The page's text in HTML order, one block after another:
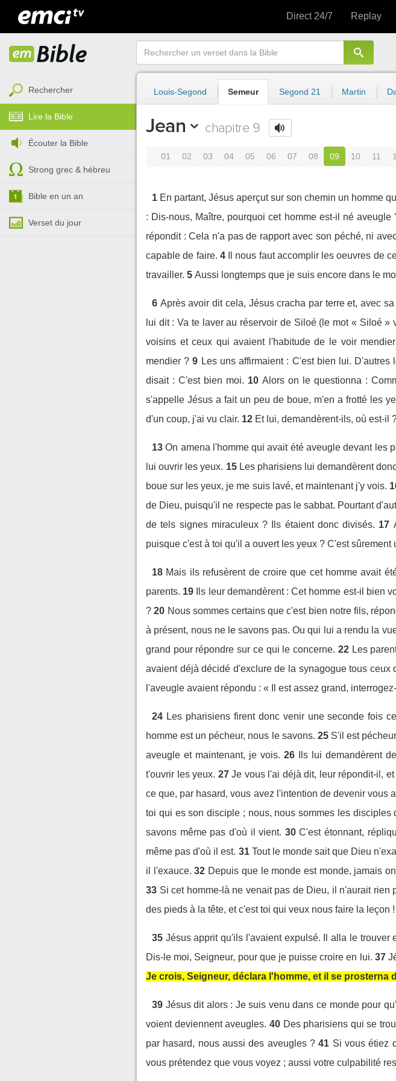
Direct 24/7 Replay
Rechercher
Lire la Bible
Écouter la Bible
Strong grec & hébreu
Bible en un an
Verset du jour
Louis-Segond Semeur Segond 21 Martin
Jean chapitre 9
01 02 03 04 05 06 07 08 09 10 11
1 En partant, Jésus aperçut sur son chemin un homme
: Dis-nous, Maître, pourquoi cet homme est-il né
répondit : Cela n'a pas de rapport avec son péché, ni
capable de faire. 4
Il nous faut accomplir les oeuvres de
travailler. 5 Aussi longtemps que je suis encore dans le
6 Après avoir dit cela, Jésus cracha par terre et, avec
lui dit : Va te laver au réservoir de Siloé (le mot « Siloé
voisins et ceux qui avaient l'habitude de le voir
mendier ? 9 Les uns affirmaient : C'est bien lui.
disait : C'est bien moi. 10 Alors on le questionna :
s'appelle Jésus a fait un peu de boue, m'en a frotté les
d'un coup, j'ai vu clair. 12 Et lui, demandèrent-ils, où est-il
13 On amena l'homme qui avait été aveugle devant les
lui ouvrir les yeux. 15 Les pharisiens lui demandèrent
boue sur les yeux, je me suis lavé, et maintenant j'y vois.
de Dieu, puisqu'il ne respecte pas le sabbat. Pourtant
de tels signes miraculeux ? Ils étaient donc divisés. 17
puisque c'est à toi qu'il a ouvert les yeux ? C'est sûrement
18 Mais ils refusèrent de croire que cet homme avait
parents. 19
Ils leur demandèrent : Cet homme est-il bien
? 20 Nous sommes certains que c'est bien notre fils,
à présent, nous ne le savons pas. Ou qui lui a rendu la
grand pour répondre sur ce qui le concerne. 22 Les
avaient déjà décidé d'exclure de la synagogue tous ceux
l'aveugle avaient répondu : « Il est assez grand,
24 Les pharisiens firent donc venir une seconde fois
homme est un pécheur, nous le savons. 25 S'il est
aveugle et maintenant, je vois. 26
Ils lui demandèrent
t'ouvrir les yeux. 27 Je vous l'ai déjà dit, leur répondit-il,
ce que, par hasard, vous avez l'intention de devenir vous
toi qui es son disciple ; nous, nous sommes les disciples
savons même pas d'où il vient. 30 C'est étonnant,
même pas d'où il est. 31 Tout le monde sait que Dieu
il l'exauce. 32 Depuis que le monde est monde, jamais
33 Si cet homme-là ne venait pas de Dieu, il n'aurait rien
des pieds à la tête, et c'est toi qui veux nous faire la leçon
35 Jésus apprit qu'ils l'avaient expulsé. Il alla le
Dis-le moi, Seigneur, pour que je puisse croire en lui. 37
Je crois, Seigneur, déclara l'homme, et il se prosterna
39 Jésus dit alors : Je suis venu dans ce monde pour
voient deviennent aveugles. 40 Des pharisiens qui se
par hasard, nous aussi des aveugles ? 41 Si vous étiez
vous prétendez que vous voyez ; aussi votre culpabilité